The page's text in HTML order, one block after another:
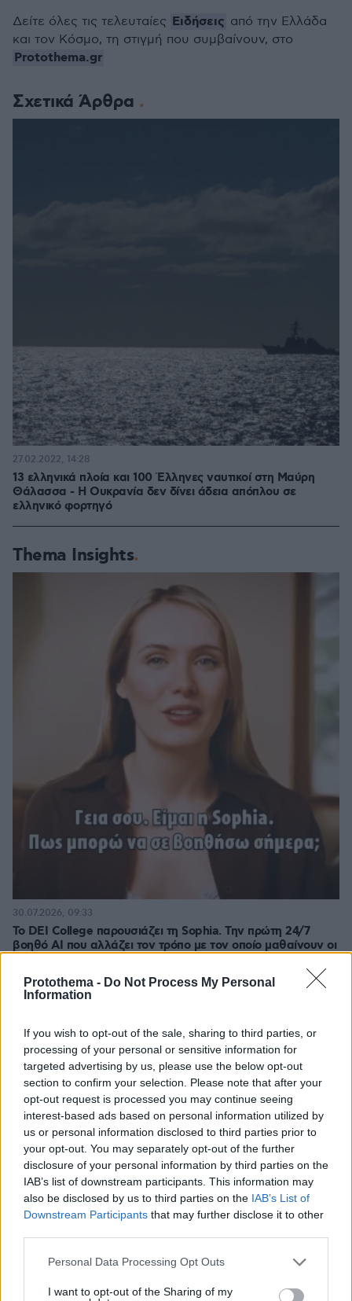
Protothema - Do Not Process My Personal
Information
If you wish to opt-out of the sale, sharing to third parties, or
processing of your personal or sensitive information for
targeted advertising by us, please use the below opt-out
section to confirm your selection. Please note that after your
opt-out request is processed you may continue seeing
interest-based ads based on personal information utilized by
us or personal information disclosed to third parties prior to
your opt-out. You may separately opt-out of the further
disclosure of your personal information by third parties on the
IAB’s list of downstream participants. This information may
also be disclosed by us to third parties on the IAB’s List of
Downstream Participants that may further disclose it to other
Please note that this website/app uses one or more Google
not limited to your visit or usage behaviour. You may click to
Personal Data Processing Opt Outs
I want to opt-out of the Sharing of my
Σχετικά Άρθρα
13 ελληνικά πλοία και 100 Έλληνες ναυτικοί στη Μαύρη
Θάλασσα - Η Ουκρανία δεν δίνει άδεια απόπλου σε
ελληνικό φορτηγό
27.02.2022, 14:28
Thema Insights
Το DEI College παρουσιάζει τη Sophia. Την πρώτη 24/7
βοηθό AI που αλλάζει τον τρόπο με τον οποίο μαθαίνουν οι
30.07.2026, 09:33
03.08.2026, 10:56
Διασκεδάζουμε υπεύθυνα, επιστρέφουμε με ασφάλεια
29.07.2026, 09:39
Δείτε όλες τις τελευταίες Ειδήσεις από την Ελλάδα
και τον Κόσμο, τη στιγμή που συμβαίνουν, στο
Protothema.gr
ΡΟΗ ΕΙΔΗΣΕΩΝ
Ειδήσεις Δημοφιλή Σχολιασμένα
Greek Goddess Beauty: Η τάση ομορφιάς που μας κάνει
να θέλουμε να μοιάζουμε με σύγχρονη Ελληνίδα θεά
πριν 3 λεπτά
Οι 6 σοβαρές ασθένειες της γάτας που μπορείτε να